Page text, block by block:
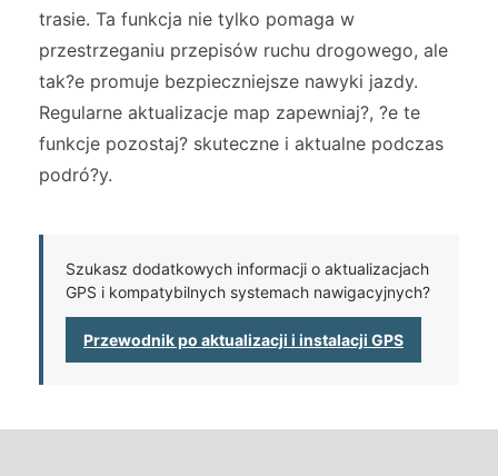
trasie. Ta funkcja nie tylko pomaga w
przestrzeganiu przepisów ruchu drogowego, ale
tak?e promuje bezpieczniejsze nawyki jazdy.
Regularne aktualizacje map zapewniaj?, ?e te
funkcje pozostaj? skuteczne i aktualne podczas
podró?y.
Szukasz dodatkowych informacji o aktualizacjach
GPS i kompatybilnych systemach nawigacyjnych?
Przewodnik po aktualizacji i instalacji GPS